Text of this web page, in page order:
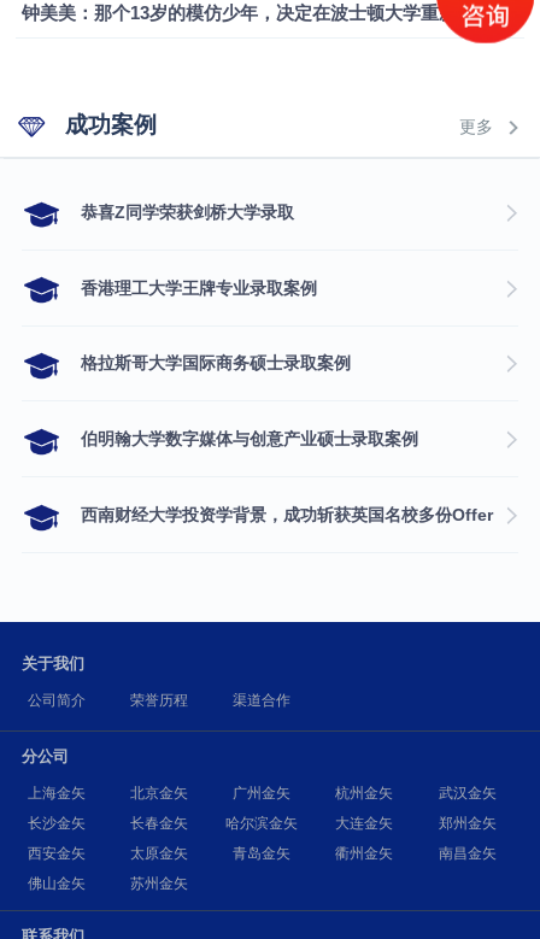
钟美美：那个13岁的模仿少年，决定在波士顿大学重新定义自己
成功案例 更多
​恭喜Z同学荣获剑桥大学录取
香港理工大学王牌专业录取案例
格拉斯哥大学国际商务硕士录取案例
伯明翰大学数字媒体与创意产业硕士录取案例
西南财经大学投资学背景，成功斩获英国名校多份Offer
关于我们
公司简介 荣誉历程 渠道合作
分公司
上海金矢 北京金矢 广州金矢 杭州金矢
武汉金矢
长沙金矢
长春金矢 哈尔滨金矢 大连金矢
郑州金矢
西安金矢
太原金矢 青岛金矢 衢州金矢
南昌金矢
佛山金矢
苏州金矢